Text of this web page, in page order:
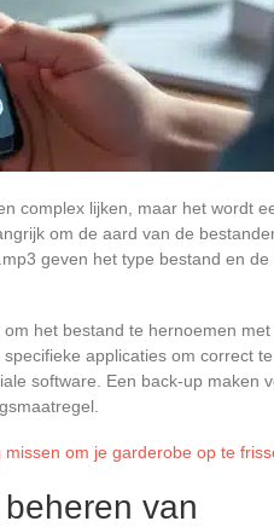
complex lijken, maar het wordt
om de aard van de
geven het type bestand en de
het bestand te hernoemen met
applicaties om correct
software. Een back-up maken
om je garderobe op te
van